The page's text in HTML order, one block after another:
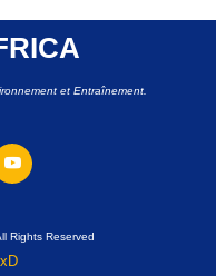
et Entraînement.
Rights Reserved
xD